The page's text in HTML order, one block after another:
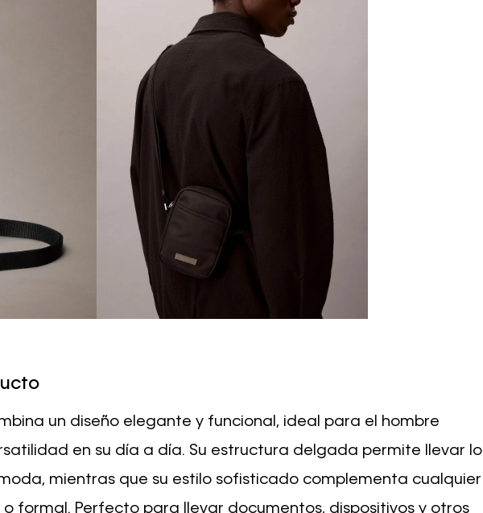
un diseño elegante y funcional, ideal para el hombre
en su día a día. Su estructura delgada permite llevar lo
mientras que su estilo sofisticado complementa cualquier
formal. Perfecto para llevar documentos, dispositivos y otros